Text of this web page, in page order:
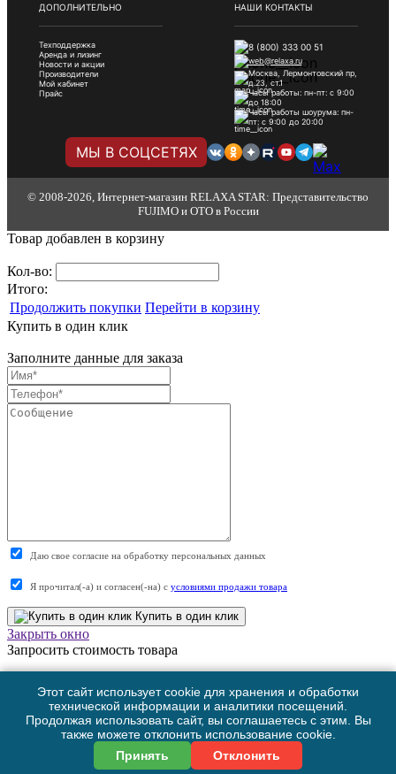
Этот сайт использует cookie для хранения и обработки
технической информации и аналитики посещений.
Продолжая использовать сайт, вы соглашаетесь с этим. Вы
также можете отклонить использование cookie.
Принять
Отклонить
ДОПОЛНИТЕЛЬНО
Техподдержка
Аренда и лизинг
Новости и акции
Производители
Мой кабинет
Прайс
НАШИ КОНТАКТЫ
8 (800) 333 00 51
web@relaxa.ru
Москва, Лермонтовский пр,
д.23, ст.1
Часы работы: пн-пт: с 9:00
до 18:00
Часы работы шоурума: пн-
пт: с 9:00 до 20:00
МЫ В СОЦСЕТЯХ
© 2008-2026, Интернет-магазин RELAXA STAR: Представительство
FUJIMO и OTO в России
Товар добавлен в корзину
Кол-во:
Итого:
Продолжить покупки Перейти в корзину
Купить в один клик
Заполните данные для заказа
Даю свое согласие на обработку персональных данных
Я прочитал(-а) и согласен(-на) с условиями продажи товара
Купить в один клик
Закрыть окно
Запросить стоимость товара
Заполните данные для запроса цены
Запросить цену